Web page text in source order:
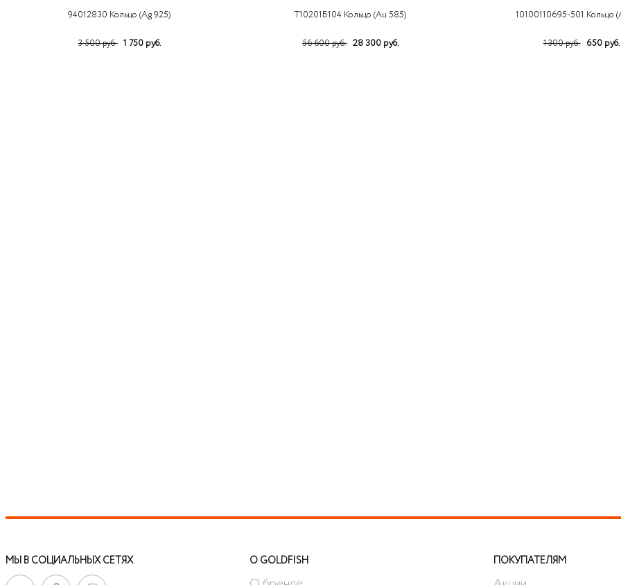
94012830 Кольцо (Ag 925)
3 500 руб. 1 750 руб.
Т10201Б104 Кольцо (Au 585)
56 600 руб. 28 300 руб.
10100110695-501 Кольцо
1 300 руб. 650 руб.
МЫ В СОЦИАЛЬНЫХ СЕТЯХ О GOLDFISH ПОКУПАТЕЛЯМ